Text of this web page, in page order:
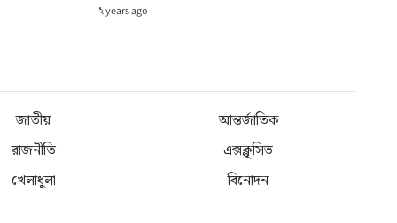
২ years ago
জাতীয়
আন্তর্জাতিক
রাজনীতি
এক্সক্লুসিভ
খেলাধুলা
বিনোদন